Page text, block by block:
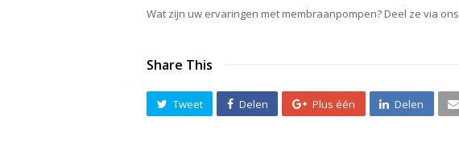
Wat zijn uw ervaringen met membraanpompen? Deel ze via ons
Share This
Tweet Delen Plus één Delen